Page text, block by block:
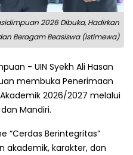
2026 Dibuka, Hadirkan
Beragam Beasiswa (Istimewa)
- UIN Syekh Ali Hasan
membuka Penerimaan
2026/2027 melalui
dan Mandiri.
“Cerdas Berintegritas”
akademik, karakter, dan